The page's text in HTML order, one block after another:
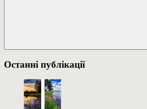
Пошук
Останні публікації